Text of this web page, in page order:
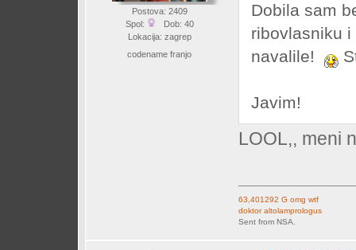
Postova: 2409
Spol:
Dob: 40
Lokacija: zagrep
codename franjo
Dobila sam
ribovlasniku
navalile!
Javim!
LOOL,, meni
63,401292 G omg wtf
doktor altolamprologus
Sent from NSA.